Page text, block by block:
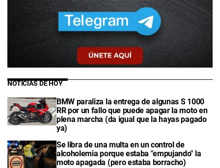
NOTICIAS DE HOY
BMW paraliza la entrega de algunas S 1000
RR por un fallo que puede apagar la moto en
plena marcha (da igual que la hayas pagado
ya)
Se libra de una multa en un control de
alcoholemia porque estaba "empujando" la
moto apagada (pero estaba borracho)